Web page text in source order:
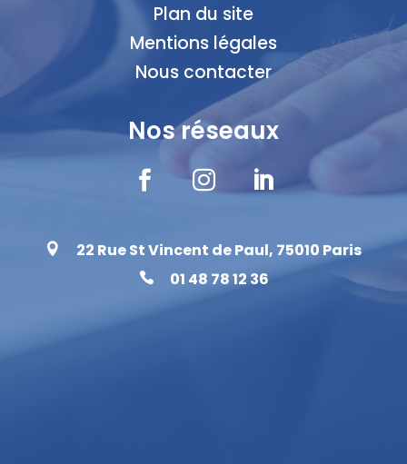
Plan du site
Mentions légales
Nous contacter
Nos réseaux
  
 22 Rue St Vincent de Paul, 75010 Paris
 01 48 78 12 36